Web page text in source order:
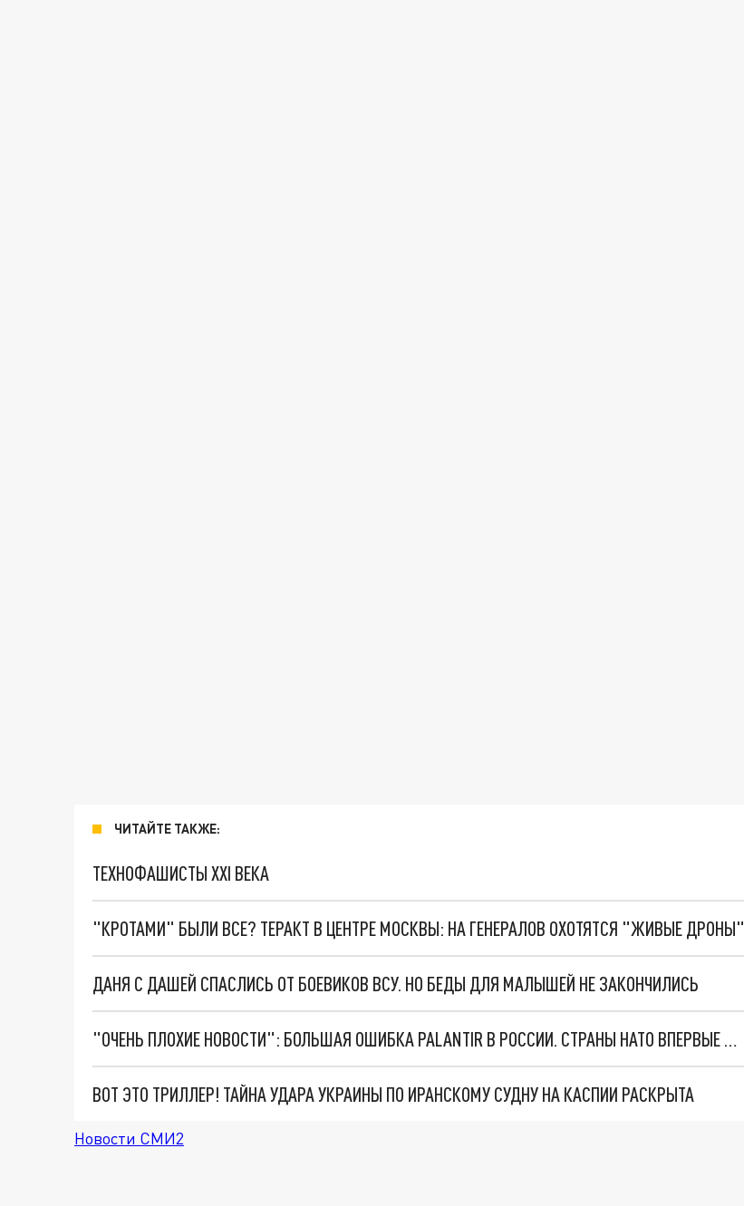
ЧИТАЙТЕ ТАКЖЕ:
ТЕХНОФАШИСТЫ XXI ВЕКА
"КРОТАМИ" БЫЛИ ВСЕ? ТЕРАКТ В ЦЕНТРЕ МОСКВЫ: НА ГЕНЕРАЛОВ ОХОТЯТСЯ "ЖИВЫЕ ДРОНЫ"
ДАНЯ С ДАШЕЙ СПАСЛИСЬ ОТ БОЕВИКОВ ВСУ. НО БЕДЫ ДЛЯ МАЛЫШЕЙ НЕ ЗАКОНЧИЛИСЬ
"ОЧЕНЬ ПЛОХИЕ НОВОСТИ": БОЛЬШАЯ ОШИБКА PALANTIR В РОССИИ. СТРАНЫ НАТО ВПЕРВЫЕ ЗА СВО ОСТАНОВИЛИ ПОСТАВКИ ОРУЖИЯ. ВСУ ТЕРЯЮТ ПРИГРАНИЧЬЕ?
ВОТ ЭТО ТРИЛЛЕР! ТАЙНА УДАРА УКРАИНЫ ПО ИРАНСКОМУ СУДНУ НА КАСПИИ РАСКРЫТА
Новости СМИ2